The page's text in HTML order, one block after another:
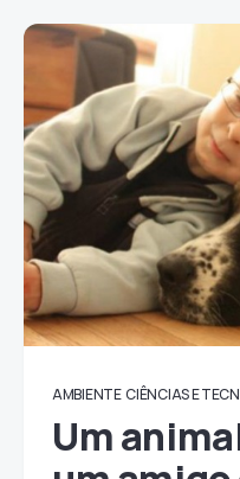
AMBIENTE CIÊNCIAS E
Um